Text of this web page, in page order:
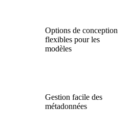
Options de conception
flexibles pour les
modèles
Gestion facile des
métadonnées